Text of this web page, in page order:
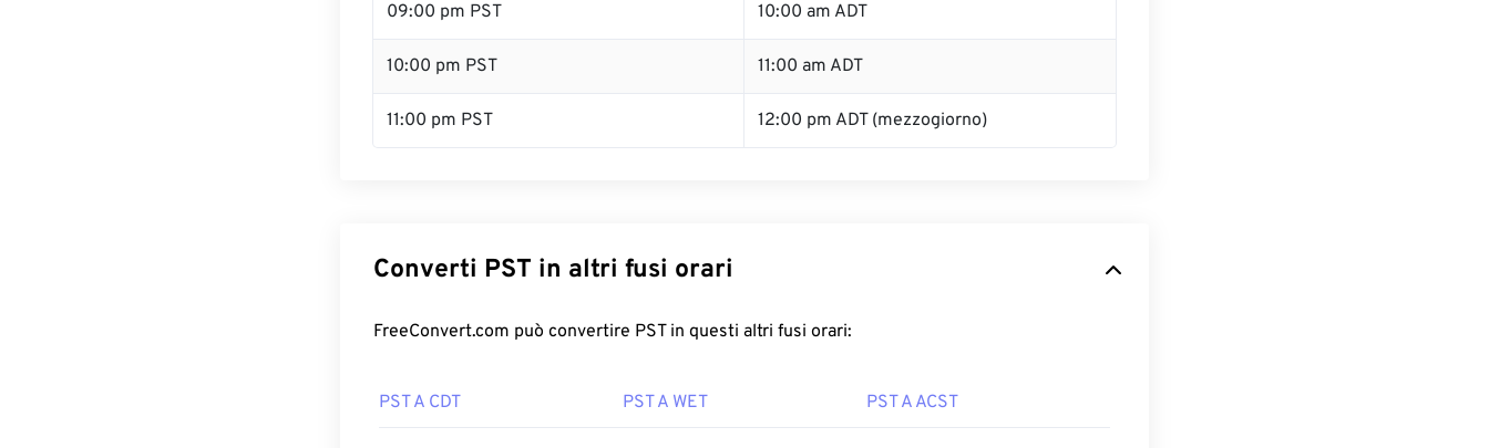
09:00 pm PST 10:00 am ADT
10:00 pm PST 11:00 am ADT
11:00 pm PST 12:00 pm ADT (mezzogiorno)
Converti PST in altri fusi orari
FreeConvert.com può convertire PST in questi altri fusi orari:
PST A CDT PST A WET PST A ACST